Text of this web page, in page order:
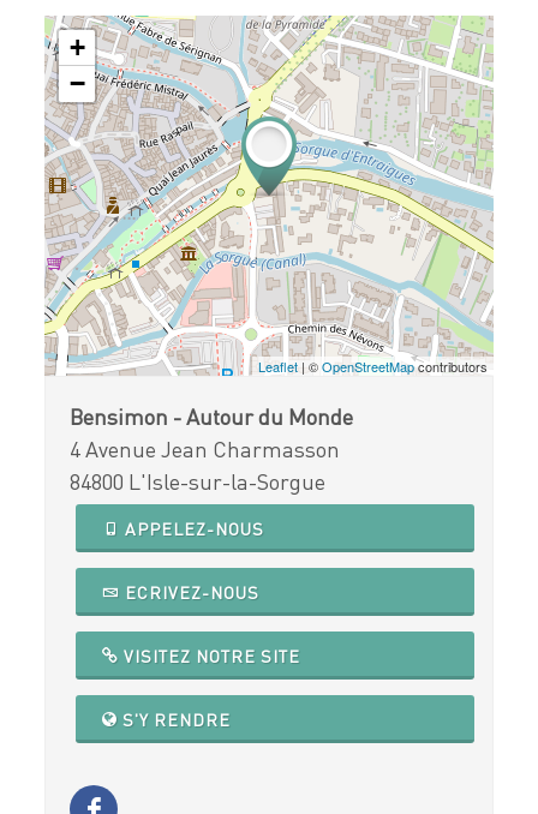
+
−
Leaflet| ©OpenStreetMapcontributors
Bensimon - Autour du Monde
4 Avenue Jean Charmasson
84800 L'Isle-sur-la-Sorgue
APPELEZ-NOUS
ECRIVEZ-NOUS
VISITEZ NOTRE SITE
S'Y RENDRE